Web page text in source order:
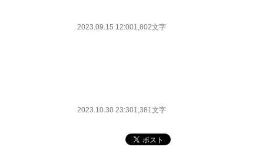
2023.09.15 12:001,802文字
2023.10.30 23:301,381文字